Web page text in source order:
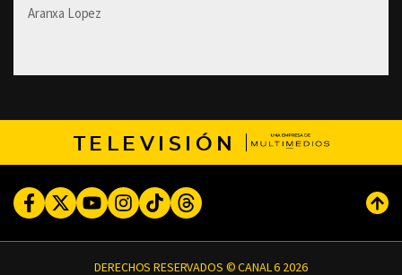
Aranxa Lopez
TELEVISIÓN
FacebookTwitterYoutubeInstagram
TikTokThreads
DERECHOS RESERVADOS © CANAL 6 2026